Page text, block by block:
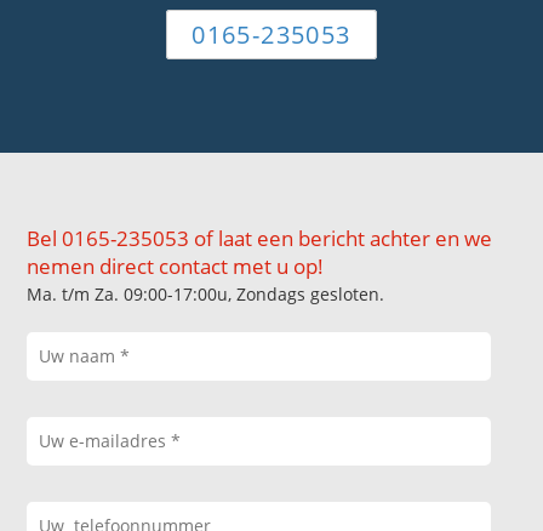
0165-235053
Bel 0165-235053 of laat een bericht achter en we
nemen direct contact met u op!
Ma. t/m Za. 09:00-17:00u, Zondags gesloten.